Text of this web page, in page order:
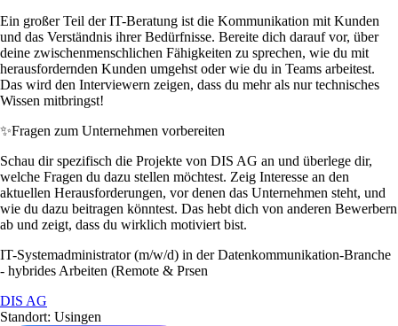
Ein großer Teil der IT-Beratung ist die Kommunikation mit Kunden
und das Verständnis ihrer Bedürfnisse. Bereite dich darauf vor, über
deine zwischenmenschlichen Fähigkeiten zu sprechen, wie du mit
herausfordernden Kunden umgehst oder wie du in Teams arbeitest.
Das wird den Interviewern zeigen, dass du mehr als nur technisches
Wissen mitbringst!
✨Fragen zum Unternehmen vorbereiten
Schau dir spezifisch die Projekte von DIS AG an und überlege dir,
welche Fragen du dazu stellen möchtest. Zeig Interesse an den
aktuellen Herausforderungen, vor denen das Unternehmen steht, und
wie du dazu beitragen könntest. Das hebt dich von anderen Bewerbern
ab und zeigt, dass du wirklich motiviert bist.
IT-Systemadministrator (m/w/d) in der Datenkommunikation-Branche
- hybrides Arbeiten (Remote & Prsen
DIS AG
Standort: Usingen